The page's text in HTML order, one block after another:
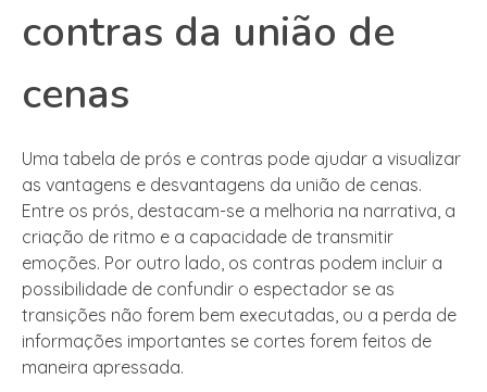
contras da união de
cenas
Uma tabela de prós e contras pode ajudar a visualizar
as vantagens e desvantagens da união de cenas.
Entre os prós, destacam-se a melhoria na narrativa, a
criação de ritmo e a capacidade de transmitir
emoções. Por outro lado, os contras podem incluir a
possibilidade de confundir o espectador se as
transições não forem bem executadas, ou a perda de
informações importantes se cortes forem feitos de
maneira apressada.